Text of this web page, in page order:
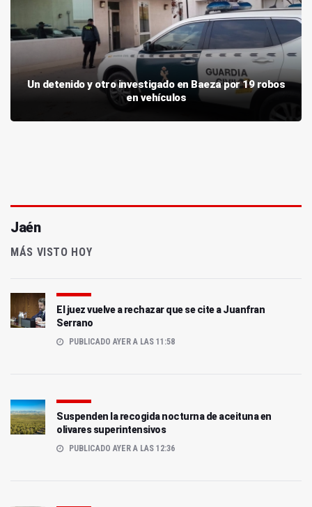
Un detenido y otro investigado en Baeza por 19 robos
en vehículos
Jaén
MÁS VISTO HOY
El juez vuelve a rechazar que se cite a Juanfran
Serrano
PUBLICADO AYER A LAS 11:58
Suspenden la recogida nocturna de aceituna en
olivares superintensivos
PUBLICADO AYER A LAS 12:36